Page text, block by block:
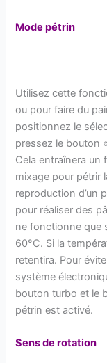
Mode pétrin
Utilisez cette
ou pour faire du
positionnez le
pressez le bouton
Cela entraînera
mixage pour pétrir
reproduction d’un
pour réaliser des
ne fonctionne que
60°C. Si la
retentira. Pour
système
bouton turbo et le
pétrin est activé.
Sens de rotation